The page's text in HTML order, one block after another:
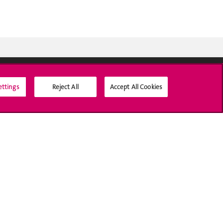
Médias sociaux UNIGE
Reject All Accept All Cookies